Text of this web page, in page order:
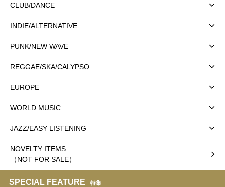
CLUB/DANCE
INDIE/ALTERNATIVE
PUNK/NEW WAVE
REGGAE/SKA/CALYPSO
EUROPE
WORLD MUSIC
JAZZ/EASY LISTENING
NOVELTY ITEMS
（NOT FOR SALE）
SPECIAL FEATURE 特集